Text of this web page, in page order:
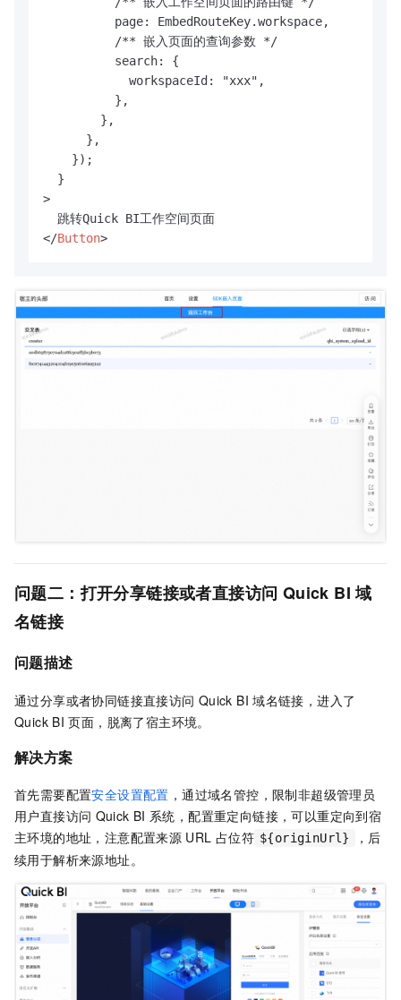
          page: EmbedRouteKey.workspace,
          /** 嵌入页面的查询参数 */
          search: {
            workspaceId: "xxx",
          },
        },
      },
    });
  }
>
</Button>
问题二：打开分享链接或者直接访问 Quick BI 域
名链接
问题描述
通过分享或者协同链接直接访问 Quick BI 域名链接，进入了
Quick BI 页面，脱离了宿主环境。
解决方案
首先需要配置安全设置配置 ，通过域名管控，限制非超级管理员
用户直接访问 Quick BI 系统，配置重定向链接，可以重定向到宿
主环境的地址，注意配置来源 URL 占位符 ${originUrl}
，后
续用于解析来源地址。